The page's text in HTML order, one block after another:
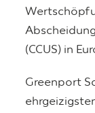
(CCUS) in
Greenport